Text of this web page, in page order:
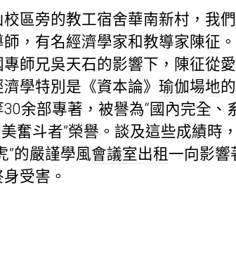
區旁的教工宿舍華南新村，我
，有名經濟學家和教導家陳征
師兄吳天石的影響下，陳征從
學特別是《資本論》 瑜伽場地
30余部專著，被譽為“國內完全
奮斗者”榮譽。談及這些成績時
”的嚴謹學風會議室出租 一向影響
受害。